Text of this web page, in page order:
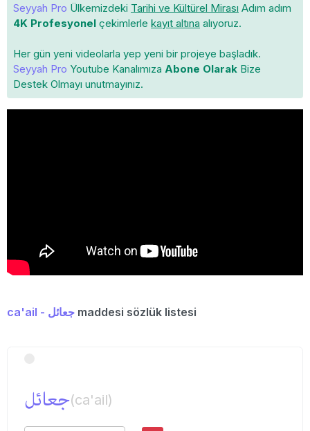
Seyyah Pro Ülkemizdeki Tarihi ve Kültürel Mirası Adım adım
4K Profesyonel çekimlerle kayıt altına alıyoruz.
Her gün yeni videolarla yep yeni bir projeye başladık.
Seyyah Pro Youtube Kanalımıza Abone Olarak Bize
Destek Olmayı unutmayınız.
ca'ail - جعائل maddesi sözlük listesi
جعائل(ca'ail)